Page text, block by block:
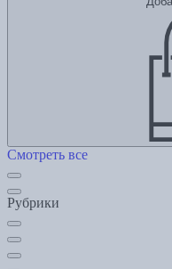
Смотреть все
Рубрики